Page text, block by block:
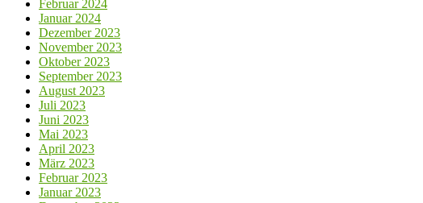
Februar 2024
Januar 2024
Dezember 2023
November 2023
Oktober 2023
September 2023
August 2023
Juli 2023
Juni 2023
Mai 2023
April 2023
März 2023
Februar 2023
Januar 2023